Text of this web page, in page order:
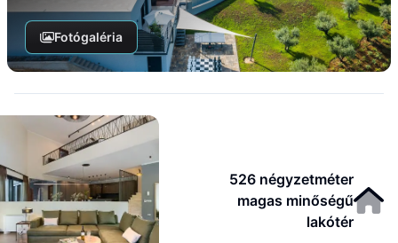
Fotógaléria
526 négyzetméter
magas minőségű
lakótér